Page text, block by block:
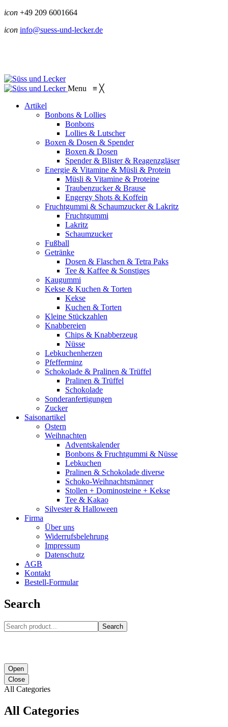
icon +49 209 6001664
icon info@suess-und-lecker.de
Menu ≡ ╳
Artikel
Bonbons & Lollies
Bonbons
Lollies & Lutscher
Boxen & Dosen & Spender
Boxen & Dosen
Spender & Blister & Reagenzgläser
Energie & Vitamine & Müsli & Protein
Müsli & Vitamine & Proteine
Traubenzucker & Brause
Engergy Shots & Koffein
Fruchtgummi & Schaumzucker & Lakritz
Fruchtgummi
Lakritz
Schaumzucker
Fußball
Getränke
Dosen & Flaschen & Tetra Paks
Tee & Kaffee & Sonstiges
Kaugummi
Kekse & Kuchen & Torten
Kekse
Kuchen & Torten
Kleine Stückzahlen
Knabbereien
Chips & Knabberzeug
Nüsse
Lebkuchenherzen
Pfefferminz
Schokolade & Pralinen & Trüffel
Pralinen & Trüffel
Schokolade
Sonderanfertigungen
Zucker
Saisonartikel
Ostern
Weihnachten
Adventskalender
Bonbons & Fruchtgummi & Nüsse
Lebkuchen
Pralinen & Schokolade diverse
Schoko-Weihnachtsmänner
Stollen + Dominosteine + Kekse
Tee & Kakao
Silvester & Halloween
Firma
Über uns
Widerrufsbelehrung
Impressum
Datenschutz
AGB
Kontakt
Bestell-Formular
Search
Search
Open
Close
All Categories
All Categories